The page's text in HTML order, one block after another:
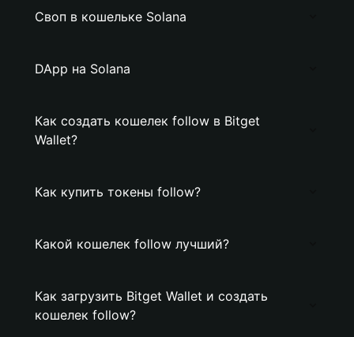
Своп в кошельке Solana
DApp на Solana
Как создать кошелек follow в Bitget
Wallet?
Как купить токены follow?
Какой кошелек follow лучший?
Как загрузить Bitget Wallet и создать
кошелек follow?